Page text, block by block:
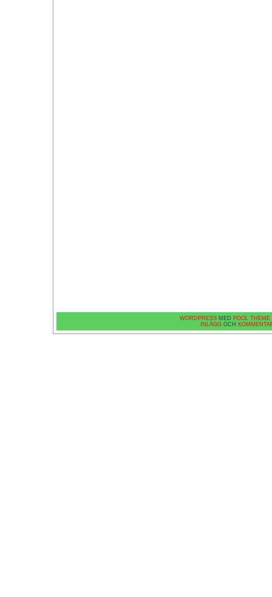
WORDPRESS MED POOL THEME
INLÄGGOCH